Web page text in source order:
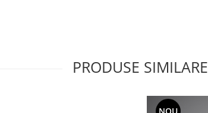
PRODUSE SIMILARE